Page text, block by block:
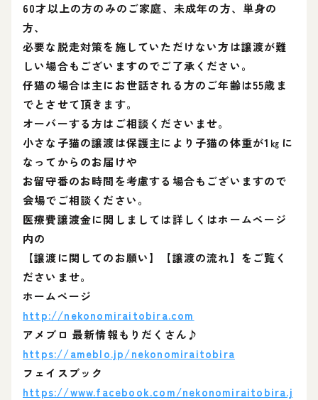
60才以上の方のみのご家庭、未成年の方、単身の
方、
必要な脱走対策を施していただけない方は譲渡が難
しい場合もございますのでご了承ください。
仔猫の場合は主にお世話される方のご年齢は55歳ま
でとさせて頂きます。
オーバーする方はご相談くださいませ。
小さな子猫の譲渡は保護主により子猫の体重が1㎏に
なってからのお届けや
お留守番のお時間を考慮する場合もございますので
会場でご相談ください。
医療費譲渡金に関しましては詳しくはホームページ
内の
【譲渡に関してのお願い】【譲渡の流れ】をご覧く
ださいませ。
ホームページ
http://nekonomiraitobira.com
アメブロ 最新情報もりだくさん♪
https://ameblo.jp/nekonomiraitobira
フェイスブック
https://www.facebook.com/nekonomiraitobira.j